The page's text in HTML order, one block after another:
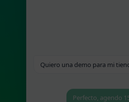
WhatsApp
Instagram
Quiero una demo para mi
Perfecto, agendo